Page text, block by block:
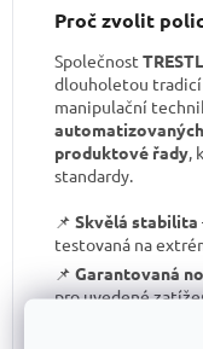
Proč zvolit
Společnost
dlouholetou tradicí
manipulační
produktové řady,
standardy.
📌 Skvělá stabilita
testovaná na
📌 Garantovaná
pro uvedené